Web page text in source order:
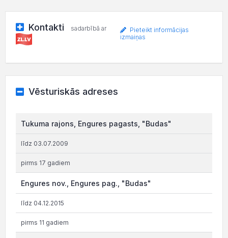
Kontakti sadarbībā ar
Pieteikt informācijas
izmaiņas
Vēsturiskās adreses
Tukuma rajons, Engures pagasts, "Budas"
līdz 03.07.2009
pirms 17 gadiem
Engures nov., Engures pag., "Budas"
līdz 04.12.2015
pirms 11 gadiem